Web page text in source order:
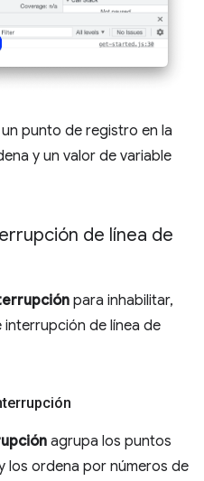
punto de registro en la
y un valor de variable
de línea de
para inhabilitar,
de línea de
agrupa los puntos
los ordena por números de